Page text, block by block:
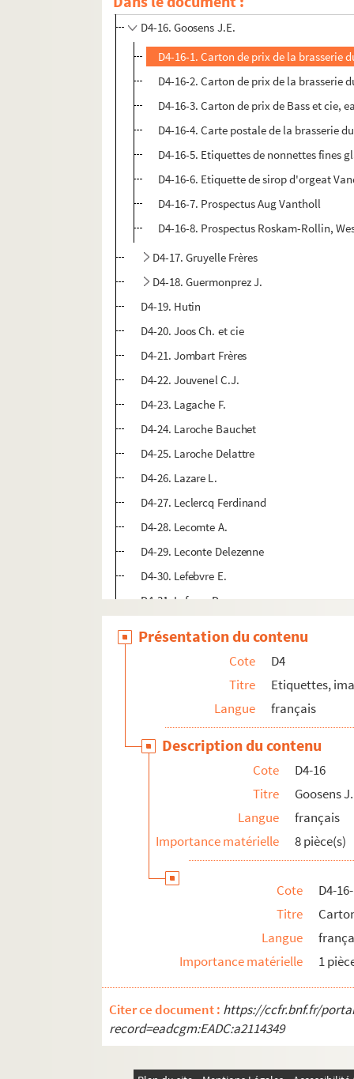
D4-16. Goosens J.E.
D4-16-1. Carton de prix de la brasserie
D4-16-2. Carton de prix de la brasserie
D4-16-3. Carton de prix de Bass et cie,
D4-16-4. Carte postale de la brasserie
D4-16-5. Etiquettes de nonnettes fines
D4-16-6. Etiquette de sirop d'orgeat
D4-16-7. Prospectus Aug Vantholl
D4-16-8. Prospectus Roskam-Rollin,
D4-17. Gruyelle Frères
D4-18. Guermonprez J.
D4-19. Hutin
D4-20. Joos Ch. et cie
D4-21. Jombart Frères
D4-22. Jouvenel C.J.
D4-23. Lagache F.
D4-24. Laroche Bauchet
D4-25. Laroche Delattre
D4-26. Lazare L.
D4-27. Leclercq Ferdinand
D4-28. Lecomte A.
D4-29. Leconte Delezenne
D4-30. Lefebvre E.
D4-31. Lefevre-Ducrocq
D4-37. Liegeois-Six
D4-41. Minnen-Lerouge
D4-42. Montaigne
D4-46. Notari
D4-47. Nuez F.
D4-48. Nuez et cie
D4-49. Nuez et Lecocq
D4-50. Patin Charles
Présentation du contenu
Cote
D4
Titre
Etiquettes,
Langue
français
Description du contenu
Cote
D4-16
Titre
Goosens
Langue
français
Importance matérielle
8 pièce(s)
Cote
D4-
Titre
Langue
Importance matérielle
1
Citer ce document : https://ccfr.bnf.fr/
record=eadcgm:EADC:a2114349